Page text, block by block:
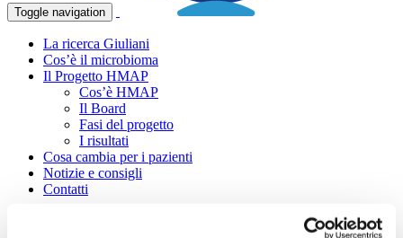
Toggle navigation
La ricerca Giuliani
Cos’è il microbioma
Il Progetto HMAP
Cos’è HMAP
Il Board
Fasi del progetto
I risultati
Cosa cambia per i pazienti
Notizie e consigli
Contatti